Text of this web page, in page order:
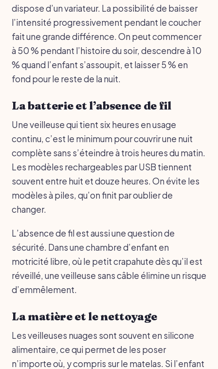
dispose d’un variateur. La possibilité de baisser
l’intensité progressivement pendant le coucher
fait une grande différence. On peut commencer
à 50 % pendant l’histoire du soir, descendre à 10
% quand l’enfant s’assoupit, et laisser 5 % en
fond pour le reste de la nuit.
La batterie et l’absence de fil
Une veilleuse qui tient six heures en usage
continu, c’est le minimum pour couvrir une nuit
complète sans s’éteindre à trois heures du matin.
Les modèles rechargeables par USB tiennent
souvent entre huit et douze heures. On évite les
modèles à piles, qu’on finit par oublier de
changer.
L’absence de fil est aussi une question de
sécurité. Dans une chambre d’enfant en
motricité libre, où le petit crapahute dès qu’il est
réveillé, une veilleuse sans câble élimine un risque
d’emmêlement.
La matière et le nettoyage
Les veilleuses nuages sont souvent en silicone
alimentaire, ce qui permet de les poser
n’importe où, y compris sur le matelas. Si l’enfant